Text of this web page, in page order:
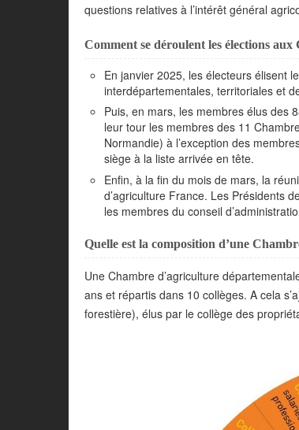
questions relatives à l’intérêt général
Comment se déroulent les élections
En janvier 2025, les électeurs élisent
interdépartementales, territoriales et
Puis, en mars, les membres élus des
leur tour les membres des 11
Normandie) à l’exception des
siège à la liste arrivée en tête.
Enfin, à la fin du mois de mars, la
d’agriculture France. Les Présidents
les membres du conseil
Quelle est la composition d’une
Une Chambre d’agriculture
ans et répartis dans 10 collèges. A cela
forestière), élus par le collège des